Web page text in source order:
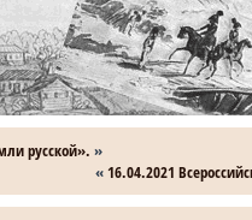
русской». »
«16.04.2021